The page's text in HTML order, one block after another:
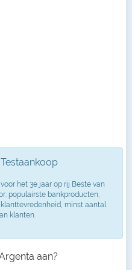
het 3e jaar op rij Beste van
populairste bankproducten,
minst aantal
klanten.
aan?